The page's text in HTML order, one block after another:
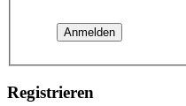
Registrieren